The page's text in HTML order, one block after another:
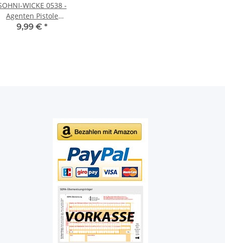
WICKE 0538 -
Agenten Pistole
POWERMAN, 8-Schuss
9,99 € *